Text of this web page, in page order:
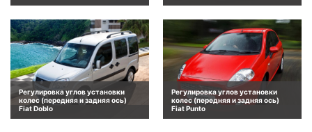
Регулировка углов установки
колес (передняя и задняя ось)
Fiat Doblo
Регулировка углов установки
колес (передняя и задняя ось)
Fiat Punto